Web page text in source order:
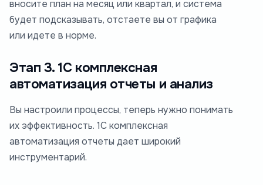
вносите план на месяц или квартал, и система
будет подсказывать, отстаете вы от графика
или идете в норме.
Этап 3. 1С комплексная
автоматизация отчеты и анализ
Вы настроили процессы, теперь нужно понимать
их эффективность. 1С комплексная
автоматизация отчеты дает широкий
инструментарий.